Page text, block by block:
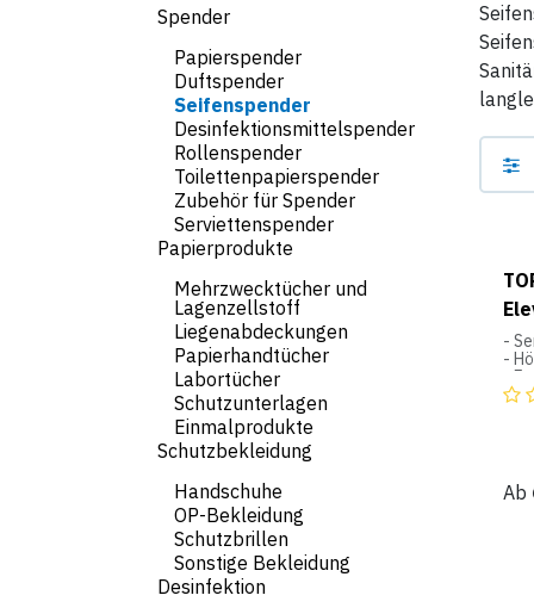
Spender
Papierspender
Duftspender
Seifenspender
Desinfektionsmittelspender
Rollenspender
Toilettenpapierspender
Zubehör für Spender
Serviettenspender
Papierprodukte
Mehrzwecktücher und
Lagenzellstoff
Liegenabdeckungen
Papierhandtücher
Labortücher
Schutzunterlagen
Einmalprodukte
Schutzbekleidung
Handschuhe
OP-Bekleidung
Schutzbrillen
Sonstige Bekleidung
Desinfektion
-
-
-
-
Ab